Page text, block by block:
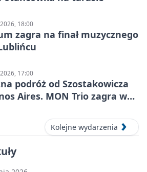
18:00
zagra na finał muzycznego
17:00
podróż od Szostakowicza
Aires. MON Trio zagra w
Kolejne wydarzenia